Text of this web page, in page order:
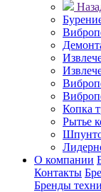
Копка
Рытье
О компании
Контакты
Бренды